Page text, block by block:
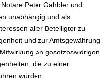
Peter Gahbler und
unabhängig und als
aller Beteiligter zu
und zur Amtsgewährung
an gesetzeswidrigen
die zu einer
würden.